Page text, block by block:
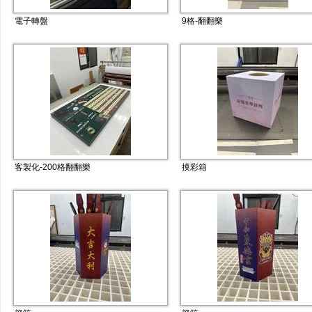
電子轉盤 9格-翻翻樂
客製化-200格翻翻樂 摸彩箱